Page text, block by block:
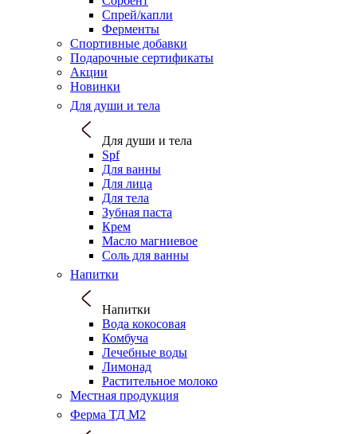
Спрей/капли
Ферменты
Спортивные добавки
Подарочные сертификаты
Акции
Новинки
Для души и тела
Для души и тела
Spf
Для ванны
Для лица
Для тела
Зубная паста
Крем
Масло магниевое
Соль для ванны
Напитки
Напитки
Вода кокосовая
Комбуча
Лечебные воды
Лимонад
Растительное молоко
Местная продукция
Ферма ТД М2